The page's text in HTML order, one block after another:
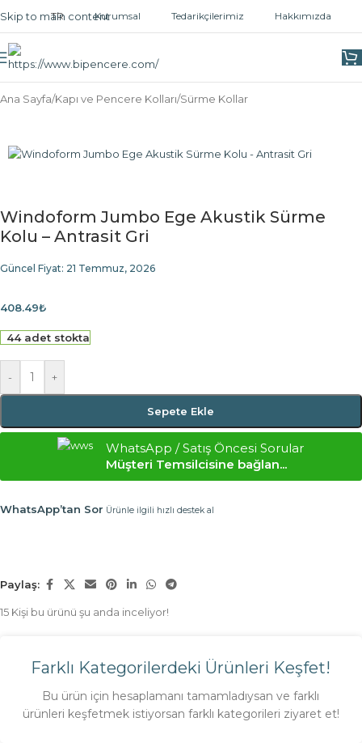
Skip to main content
TR Kurumsal Tedarikçilerimiz Hakkımızda
Ana Sayfa/Kapı ve Pencere Kolları/Sürme Kollar
Windoform Jumbo Ege Akustik Sürme
Kolu – Antrasit Gri
Güncel Fiyat: 21 Temmuz, 2026
408.49₺
44 adet stokta
- +
Sepete Ekle
WhatsApp / Satış Öncesi Sorular
Müşteri Temsilcisine bağlan...
WhatsApp’tan Sor Ürünle ilgili hızlı destek al
Paylaş:
15 Kişi bu ürünü şu anda inceliyor!
Farklı Kategorilerdeki Ürünleri Keşfet!
Bu ürün için hesaplamanı tamamladıysan ve farklı
ürünleri keşfetmek istiyorsan farklı kategorileri ziyaret et!